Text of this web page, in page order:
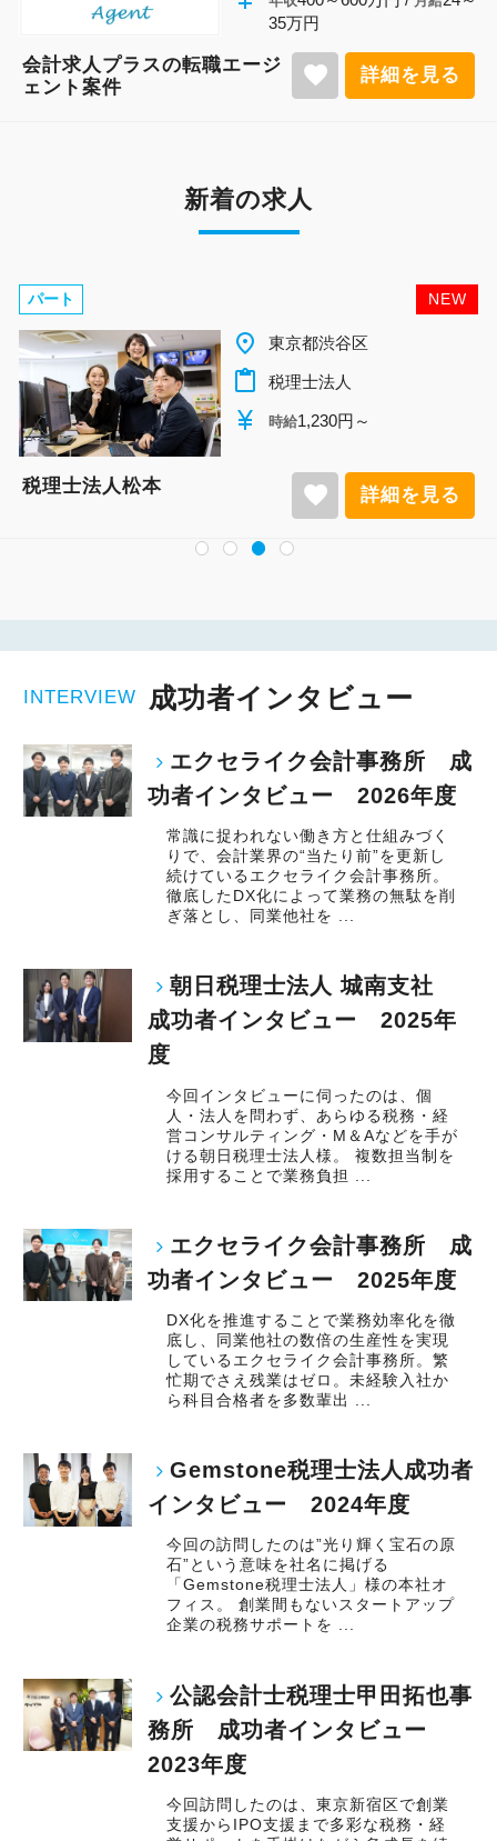
35万円
会計求人プラスの転職エージ
ェント案件
favorite 詳細を見る
新着の求人
NEW
パート
place 千葉県柏市
content_paste 税理士法人
currency_yen 時給1,140円～
税理士法人松本 favorite 詳細を見る
INTERVIEW 成功者インタビュー
エクセライク会計事務所 成
功者インタビュー 2026年度
常識に捉われない働き方と仕組みづく
りで、会計業界の“当たり前”を更新し
続けているエクセライク会計事務所。
徹底したDX化によって業務の無駄を削
ぎ落とし、同業他社を ...
朝日税理士法人 城南支社
成功者インタビュー 2025年
度
今回インタビューに伺ったのは、個
人・法人を問わず、あらゆる税務・経
営コンサルティング・M＆Aなどを手が
ける朝日税理士法人様。 複数担当制を
採用することで業務負担 ...
エクセライク会計事務所 成
功者インタビュー 2025年度
DX化を推進することで業務効率化を徹
底し、同業他社の数倍の生産性を実現
しているエクセライク会計事務所。繁
忙期でさえ残業はゼロ。未経験入社か
ら科目合格者を多数輩出 ...
Gemstone税理士法人成功者
インタビュー 2024年度
今回の訪問したのは”光り輝く宝石の原
石”という意味を社名に掲げる
「Gemstone税理士法人」様の本社オ
フィス。 創業間もないスタートアップ
企業の税務サポートを ...
公認会計士税理士甲田拓也事
務所 成功者インタビュー
2023年度
今回訪問したのは、東京新宿区で創業
支援からIPO支援まで多彩な税務・経